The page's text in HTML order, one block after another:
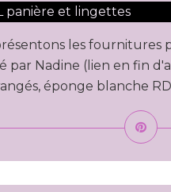
les fournitures
par Nadine (lien en fin
éponge blanche